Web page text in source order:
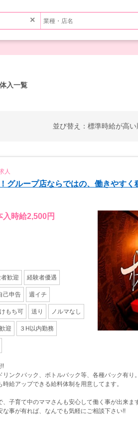
×
入一覧
並び替え： 標準時給が高い
人
グループ店ならではの、働きやす
時給2,500円
歓迎 経験者優遇
己申告 週イチ
もち可 送り ノルマなし
迎 ３H以内勤務
ンクバック、ボトルバック等、各種バック有り。
給アップできる給料体制を用意してます。
子育て中のママさんも安心して働く事が出来ま
な事が有れば、なんでも気軽にご相談下さい!!